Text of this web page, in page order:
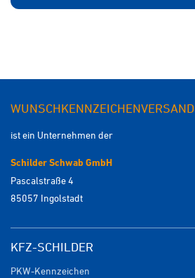
ist ein Unternehmen der
Schilder Schwab GmbH
Pascalstraße 4
85057 Ingolstadt
KFZ-SCHILDER
PKW-Kennzeichen